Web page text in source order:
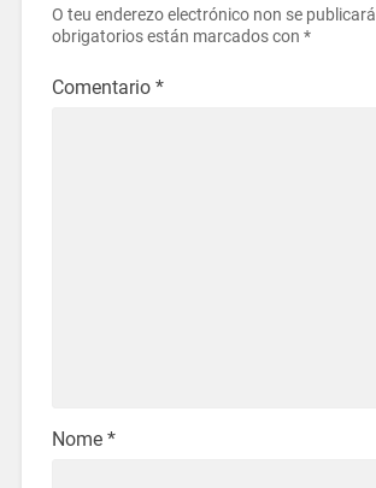
O teu enderezo electrónico non se publicará
obrigatorios están marcados con *
Comentario *
Nome *